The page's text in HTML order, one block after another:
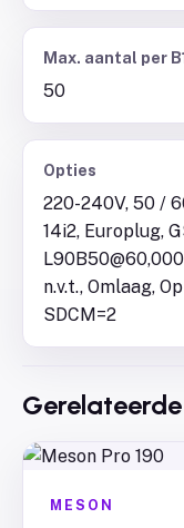
Max. aantal per
50
Opties
220-240V, 50 /
14i2, Europlug,
n.v.t., Omlaag,
SDCM=2
MESON